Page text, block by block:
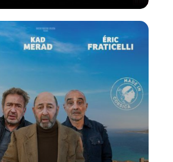
du FESTIVAL DE CANNES 2026 -
Mungiu
la fiche du film